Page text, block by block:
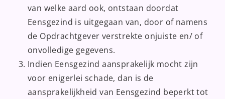
van welke aard ook, ontstaan doordat
Eensgezind is uitgegaan van, door of namens
de Opdrachtgever verstrekte onjuiste en/ of
onvolledige gegevens.
Indien Eensgezind aansprakelijk mocht zijn
voor enigerlei schade, dan is de
aansprakelijkheid van Eensgezind beperkt tot